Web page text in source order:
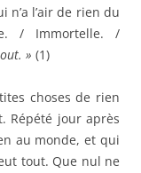
n’a l’air de rien du
/ Immortelle. /
» (1)
choses de rien
Répété jour après
au monde, et qui
tout. Que nul ne